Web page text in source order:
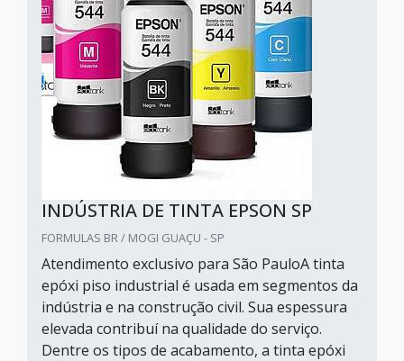
INDÚSTRIA DE TINTA EPSON SP
FORMULAS BR / MOGI GUAÇU - SP
Atendimento exclusivo para São PauloA tinta
epóxi piso industrial é usada em segmentos da
indústria e na construção civil. Sua espessura
elevada contribuí na qualidade do serviço.
Dentre os tipos de acabamento, a tinta epóxi